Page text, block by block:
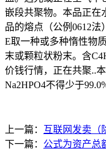
嵌段共聚物。本品正在
品的熔点（公例0612法
E取一种或多种惰性物
末或颗粒状粉末。含
价钱行情，正在共聚..
Na2HPO4不得少于
上一篇： 互联网发卖（
下一篇： 公式为资产总